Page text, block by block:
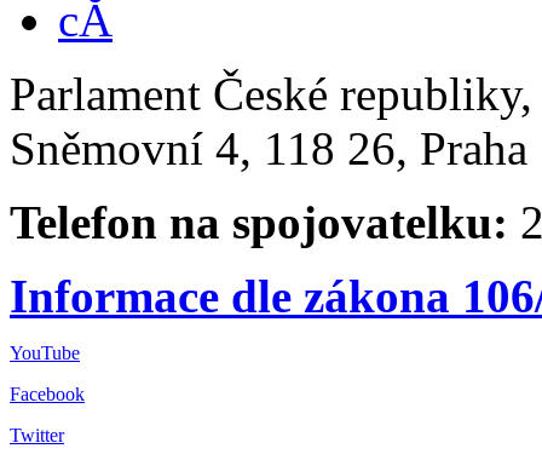
Parlament České
Sněmovní 4, 118 26,
Telefon na spojovatelku:
Informace dle zákona
YouTube
Facebook
Twitter